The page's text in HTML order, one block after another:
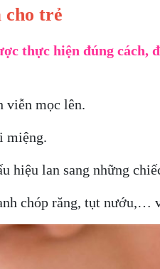
cho trẻ
thực hiện đúng cách,
viễn mọc lên.
miệng.
hiệu lan sang những
chóp răng, tụt nướu,…